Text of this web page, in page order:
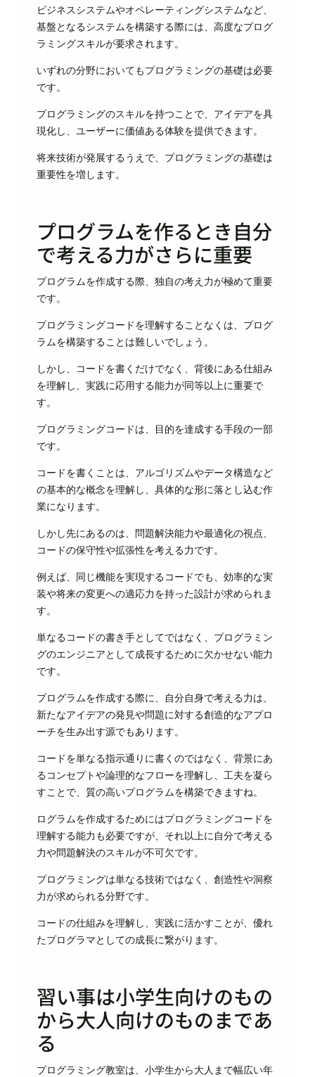
ビジネスシステムやオペレーティングシステムなど、
基盤となるシステムを構築する際には、高度なプログ
ラミングスキルが要求されます。
いずれの分野においてもプログラミングの基礎は必要
です。
プログラミングのスキルを持つことで、アイデアを具
現化し、ユーザーに価値ある体験を提供できます。
将来技術が発展するうえで、プログラミングの基礎は
重要性を増します。
プログラムを作るとき自分
で考える力がさらに重要
プログラムを作成する際、独自の考え力が極めて重要
です。
プログラミングコードを理解することなくは、プログ
ラムを構築することは難しいでしょう。
しかし、コードを書くだけでなく、背後にある仕組み
を理解し、実践に応用する能力が同等以上に重要で
す。
プログラミングコードは、目的を達成する手段の一部
です。
コードを書くことは、アルゴリズムやデータ構造など
の基本的な概念を理解し、具体的な形に落とし込む作
業になります。
しかし先にあるのは、問題解決能力や最適化の視点、
コードの保守性や拡張性を考える力です。
例えば、同じ機能を実現するコードでも、効率的な実
装や将来の変更への適応力を持った設計が求められま
す。
単なるコードの書き手としてではなく、プログラミン
グのエンジニアとして成長するために欠かせない能力
です。
プログラムを作成する際に、自分自身で考える力は、
新たなアイデアの発見や問題に対する創造的なアプロ
ーチを生み出す源でもあります。
コードを単なる指示通りに書くのではなく、背景にあ
るコンセプトや論理的なフローを理解し、工夫を凝ら
すことで、質の高いプログラムを構築できますね。
ログラムを作成するためにはプログラミングコードを
理解する能力も必要ですが、それ以上に自分で考える
力や問題解決のスキルが不可欠です。
プログラミングは単なる技術ではなく、創造性や洞察
力が求められる分野です。
コードの仕組みを理解し、実践に活かすことが、優れ
たプログラマとしての成長に繋がります。
習い事は小学生向けのもの
から大人向けのものまであ
る
プログラミング教室は、小学生から大人まで幅広い年